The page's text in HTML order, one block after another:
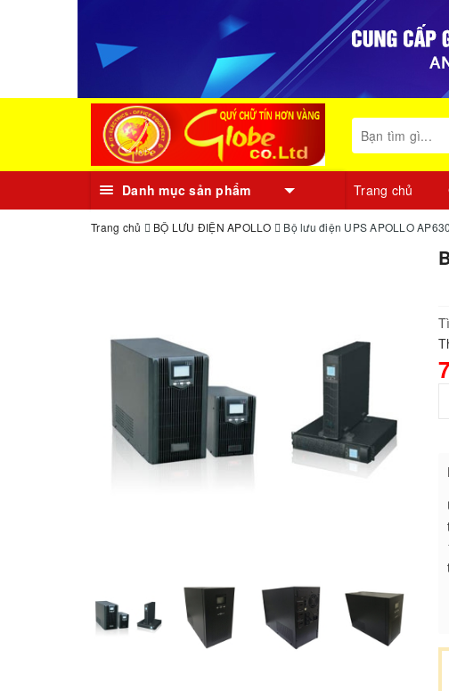
Danh mục sản phẩm Trang chủ
Trang chủ BỘ LƯU ĐIỆN APOLLO Bộ lưu điện UPS APOLLO